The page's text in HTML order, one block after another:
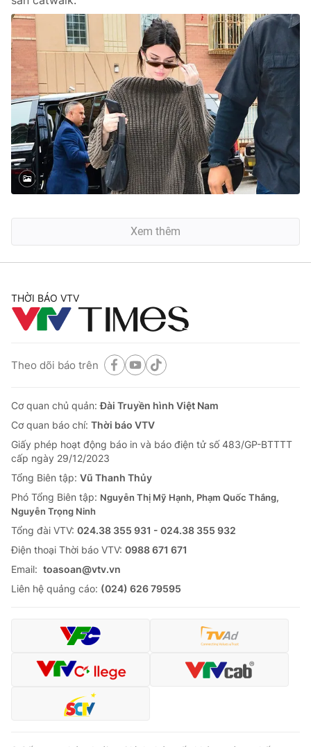
Xem thêm
THỜI BÁO VTV
Theo dõi báo trên
Cơ quan chủ quản:Đài Truyền hình Việt Nam
Cơ quan báo chí: Thời báo VTV
Giấy phép hoạt động báo in và báo điện tử số 483/GP-BTTTT
cấp ngày 29/12/2023
Tổng Biên tập: Vũ Thanh Thủy
Phó Tổng Biên tập: Nguyễn Thị Mỹ Hạnh, Phạm Quốc Thắng,
Nguyễn Trọng Ninh
Tổng đài VTV: 024.38 355 931 - 024.38 355 932
Ðiện thoại Thời báo VTV: 0988 671 671
Email: toasoan@vtv.vn
Liên hệ quảng cáo: (024) 626 79595